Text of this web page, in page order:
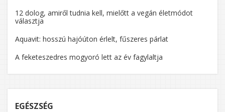
12 dolog, amiről tudnia kell, mielőtt a vegán életmódot
választja
Aquavit: hosszú hajóúton érlelt, fűszeres párlat
A feketeszedres mogyoró lett az év fagylaltja
EGÉSZSÉG